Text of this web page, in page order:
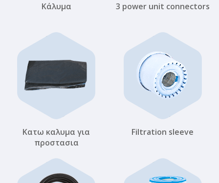
Κάλυμα 3 power unit connectors
Κατω καλυμα για
προστασια
Filtration sleeve